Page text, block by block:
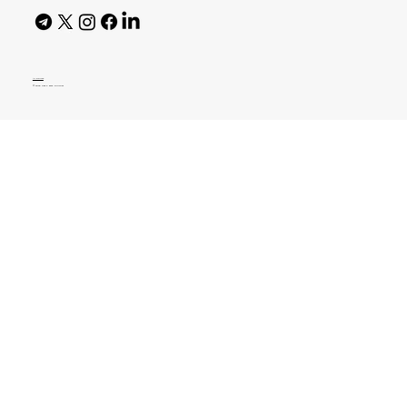
AI Policy
© 2026 High Bar Journal